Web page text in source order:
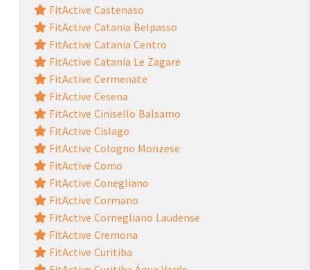
FitActive Castenaso
FitActive Catania Belpasso
FitActive Catania Centro
FitActive Catania Le Zagare
FitActive Cermenate
FitActive Cesena
FitActive Cinisello Balsamo
FitActive Cislago
FitActive Cologno Monzese
FitActive Como
FitActive Conegliano
FitActive Cormano
FitActive Cornegliano Laudense
FitActive Cremona
FitActive Curitiba